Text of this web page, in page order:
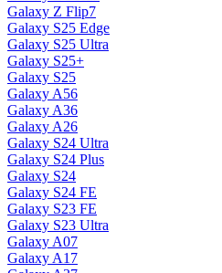
Galaxy Z Flip7
Galaxy S25 Edge
Galaxy S25 Ultra
Galaxy S25+
Galaxy S25
Galaxy A56
Galaxy A36
Galaxy A26
Galaxy S24 Ultra
Galaxy S24 Plus
Galaxy S24
Galaxy S24 FE
Galaxy S23 FE
Galaxy S23 Ultra
Galaxy A07
Galaxy A17